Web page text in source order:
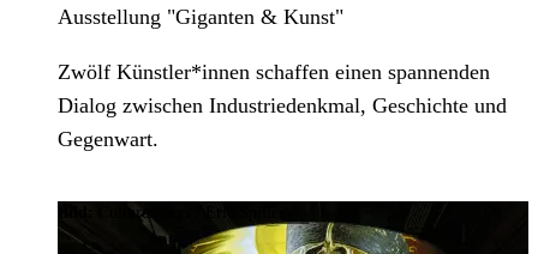
Ausstellung "Giganten & Kunst"
Zwölf Künstler*innen schaffen einen spannenden
Dialog zwischen Industriedenkmal, Geschichte und
Gegenwart.
Culturespaces / Eric Spiller